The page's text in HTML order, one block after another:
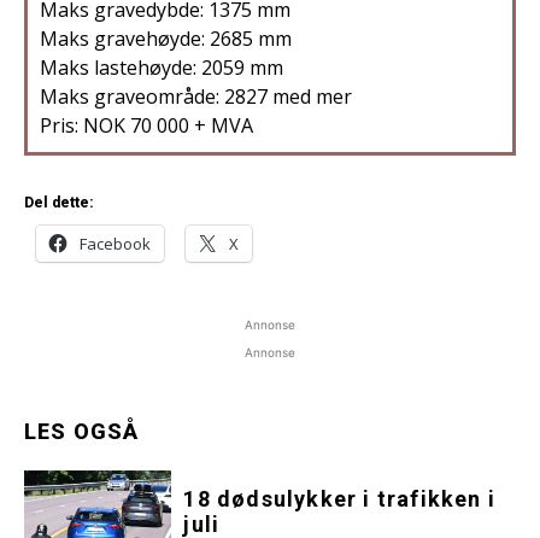
Maks gravedybde: 1375 mm
Maks gravehøyde: 2685 mm
Maks lastehøyde: 2059 mm
Maks graveområde: 2827 med mer
Pris: NOK 70 000 + MVA
Del dette:
Facebook X
Annonse
Annonse
LES OGSÅ
18 dødsulykker i trafikken i
juli